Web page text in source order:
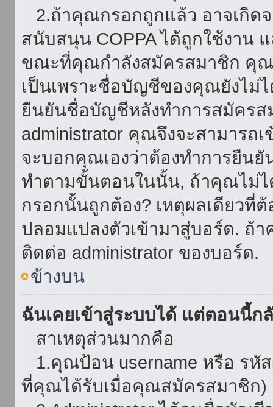
2.ถ้าคุณกรอกถูกแล้ว อาจเกิด
สนับสนุน COPPA ได้ถูกใช้งาน
ขณะที่คุณกำลังสมัครสมาชิก คุ
เป็นเพราะชื่อบัญชีของคุณยังไม่
ยืนยันชื่อบัญชีหลังทำการสมัครส
administrator คุณจึงจะสามาร
จะบอกคุณเองว่าต้องทำการยืน
ทำตามขั้นตอนในนั้น, ถ้าคุณไม่
กรอกนั้นถูกต้อง? เหตุผลเดียวที่
ปลอมแปลงตัวเข้ามาสู่บอร์ด. ถ้
ติดต่อ administrator ของบอร์ด.
ข้างบน
ฉันเคยเข้าสู่ระบบได้ แต่ตอนนี้ก
สาเหตุส่วนมากคือ
1.คุณป้อน username หรือ รหั
ที่คุณได้รับเมื่อคุณสมัครสมาชิก)